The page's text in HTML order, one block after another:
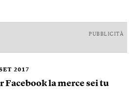
PUBBLICITÀ
2017
Facebook la merce sei tu